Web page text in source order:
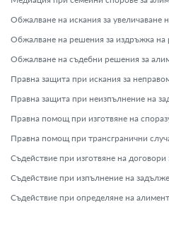
Обжалване на искания за увеличаване
Обжалване на решения за издръжка на
Обжалване на съдебни решения за
Правна защита при искания за
Правна защита при неизпълнение на
Правна помощ при изготвяне на
Правна помощ при трансгранични
Съдействие при изготвяне на договори
Съдействие при изпълнение на
Съдействие при определяне на